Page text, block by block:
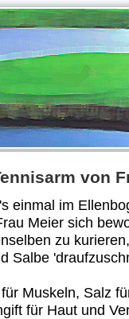
von
einmal im
Meier sich
zu kurieren,
Salbe
Muskeln, Salz
für Haut und